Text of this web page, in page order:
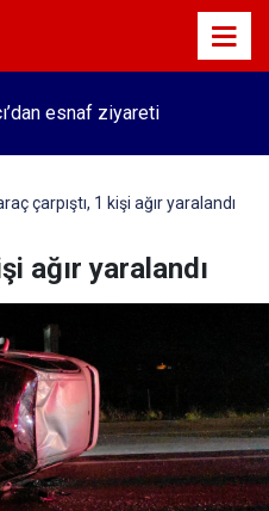
esnaf ziyareti
çarpıştı, 1 kişi ağır yaralandı
ağır yaralandı